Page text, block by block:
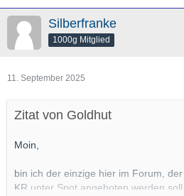
dem höheren POG an, da braucht
Auktionsergebnisse ansehen.
Grüße
Silberfranke
1000g Mitglied
11. September 2025
Zitat von Goldhut
Moin,
bin ich der einzige hier im Forum,
KR unter Spot angeboten werden soll